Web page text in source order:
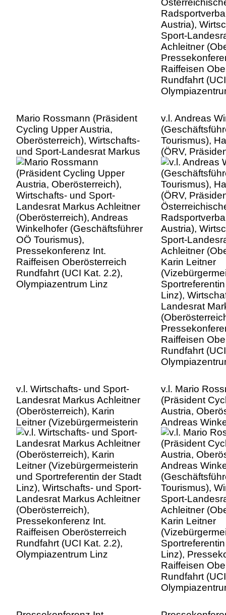
Achleitner
Raiffeisen
Rundfahrt
Mario Rossmann (Präsident
Cycling Upper Austria,
Oberösterreich), Wirtschafts-
und Sport-Landesrat Markus
Achleitner (Oberösterreich),
Andreas Winkelhofer
(Geschäftsführer OÖ
Tourismus), Pressekonferenz
Int. Raiffeisen Oberösterreich
Rundfahrt (UCI Kat. 2.2),
Olympiazentrum Linz
v.l. Andreas
Tourismus),
(ÖRV,
Austria),
Sport-
Achleitner
Karin Leitner
Linz),
Landesrat
Raiffeisen
Rundfahrt
v.l. Wirtschafts- und Sport-
Landesrat Markus Achleitner
(Oberösterreich), Karin
Leitner (Vizebürgermeisterin
und Sportreferentin der Stadt
Linz), Wirtschafts- und Sport-
Landesrat Markus Achleitner
(Oberösterreich),
Pressekonferenz Int.
Raiffeisen Oberösterreich
Rundfahrt (UCI Kat. 2.2),
Olympiazentrum Linz
v.l. Mario
(Präsident
Austria,
Andreas
Tourismus),
Sport-
Achleitner
Karin Leitner
Linz),
Raiffeisen
Rundfahrt